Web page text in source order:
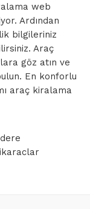
web
Ardından
bilgileriniz
Araç
göz atın ve
En konforlu
araç kiralama